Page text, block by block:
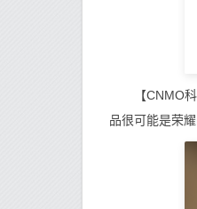
【CNMO科
品很可能是荣